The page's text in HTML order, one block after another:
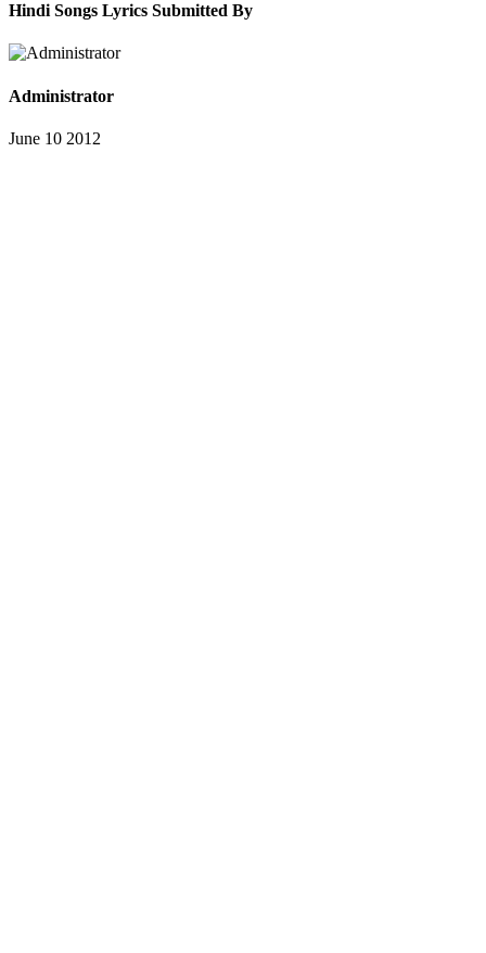
Hindi Songs Lyrics Submitted By
Administrator
June 10 2012